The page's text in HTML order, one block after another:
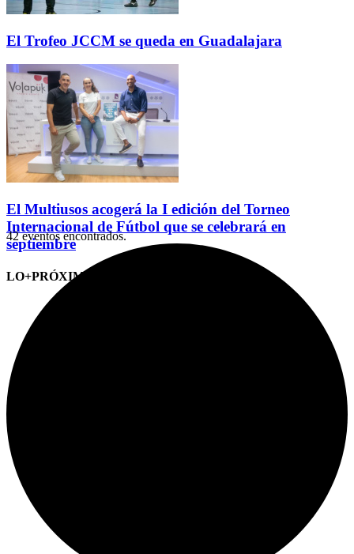
El Trofeo JCCM se queda en Guadalajara
El Multiusos acogerá la I edición del Torneo
Internacional de Fútbol que se celebrará en
septiembre
LO+PRÓXIMO (CITAS)
42 eventos encontrados.